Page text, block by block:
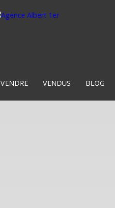
VENDRE VENDUS BLOG